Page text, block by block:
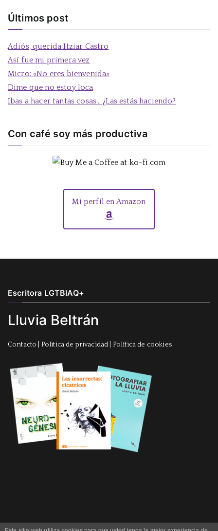
Últimos post
Adiós, querida Itziar Castro
Así fue mi primera vez
Micro: «No eres bienvenida»
Dime que no estoy loca
Ibas a hacer tantas cosas… ¿Las estás haciendo?
Con café soy más productiva
Mi perfil en Amazon
Escritora LGTBIAQ+
Lluvia Beltrán
Contacto Politica de privacidad Política de cookies